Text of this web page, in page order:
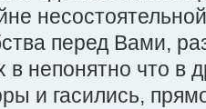
перед Вами,
в непонятно что в
и гасились,